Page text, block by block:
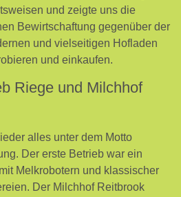
und zeigte uns die
Bewirtschaftung gegenüber der
und vielseitigen Hofladen
und einkaufen.
Riege und Milchhof
alles unter dem Motto
Der erste Betrieb war ein
Melkrobotern und klassischer
Der Milchhof Reitbrook